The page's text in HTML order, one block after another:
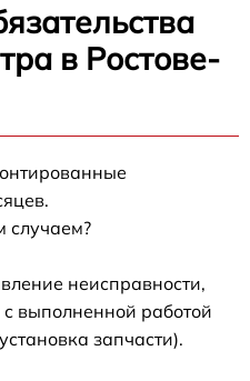
в Ростове-
случаем?
неисправности,
выполненной работой
запчасти).